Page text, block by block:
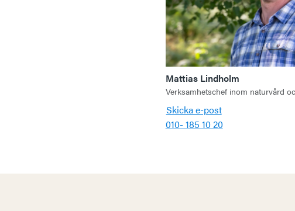
Mattias Lindholm
Verksamhetschef inom naturvård
Skicka e-post
010- 185 10 20